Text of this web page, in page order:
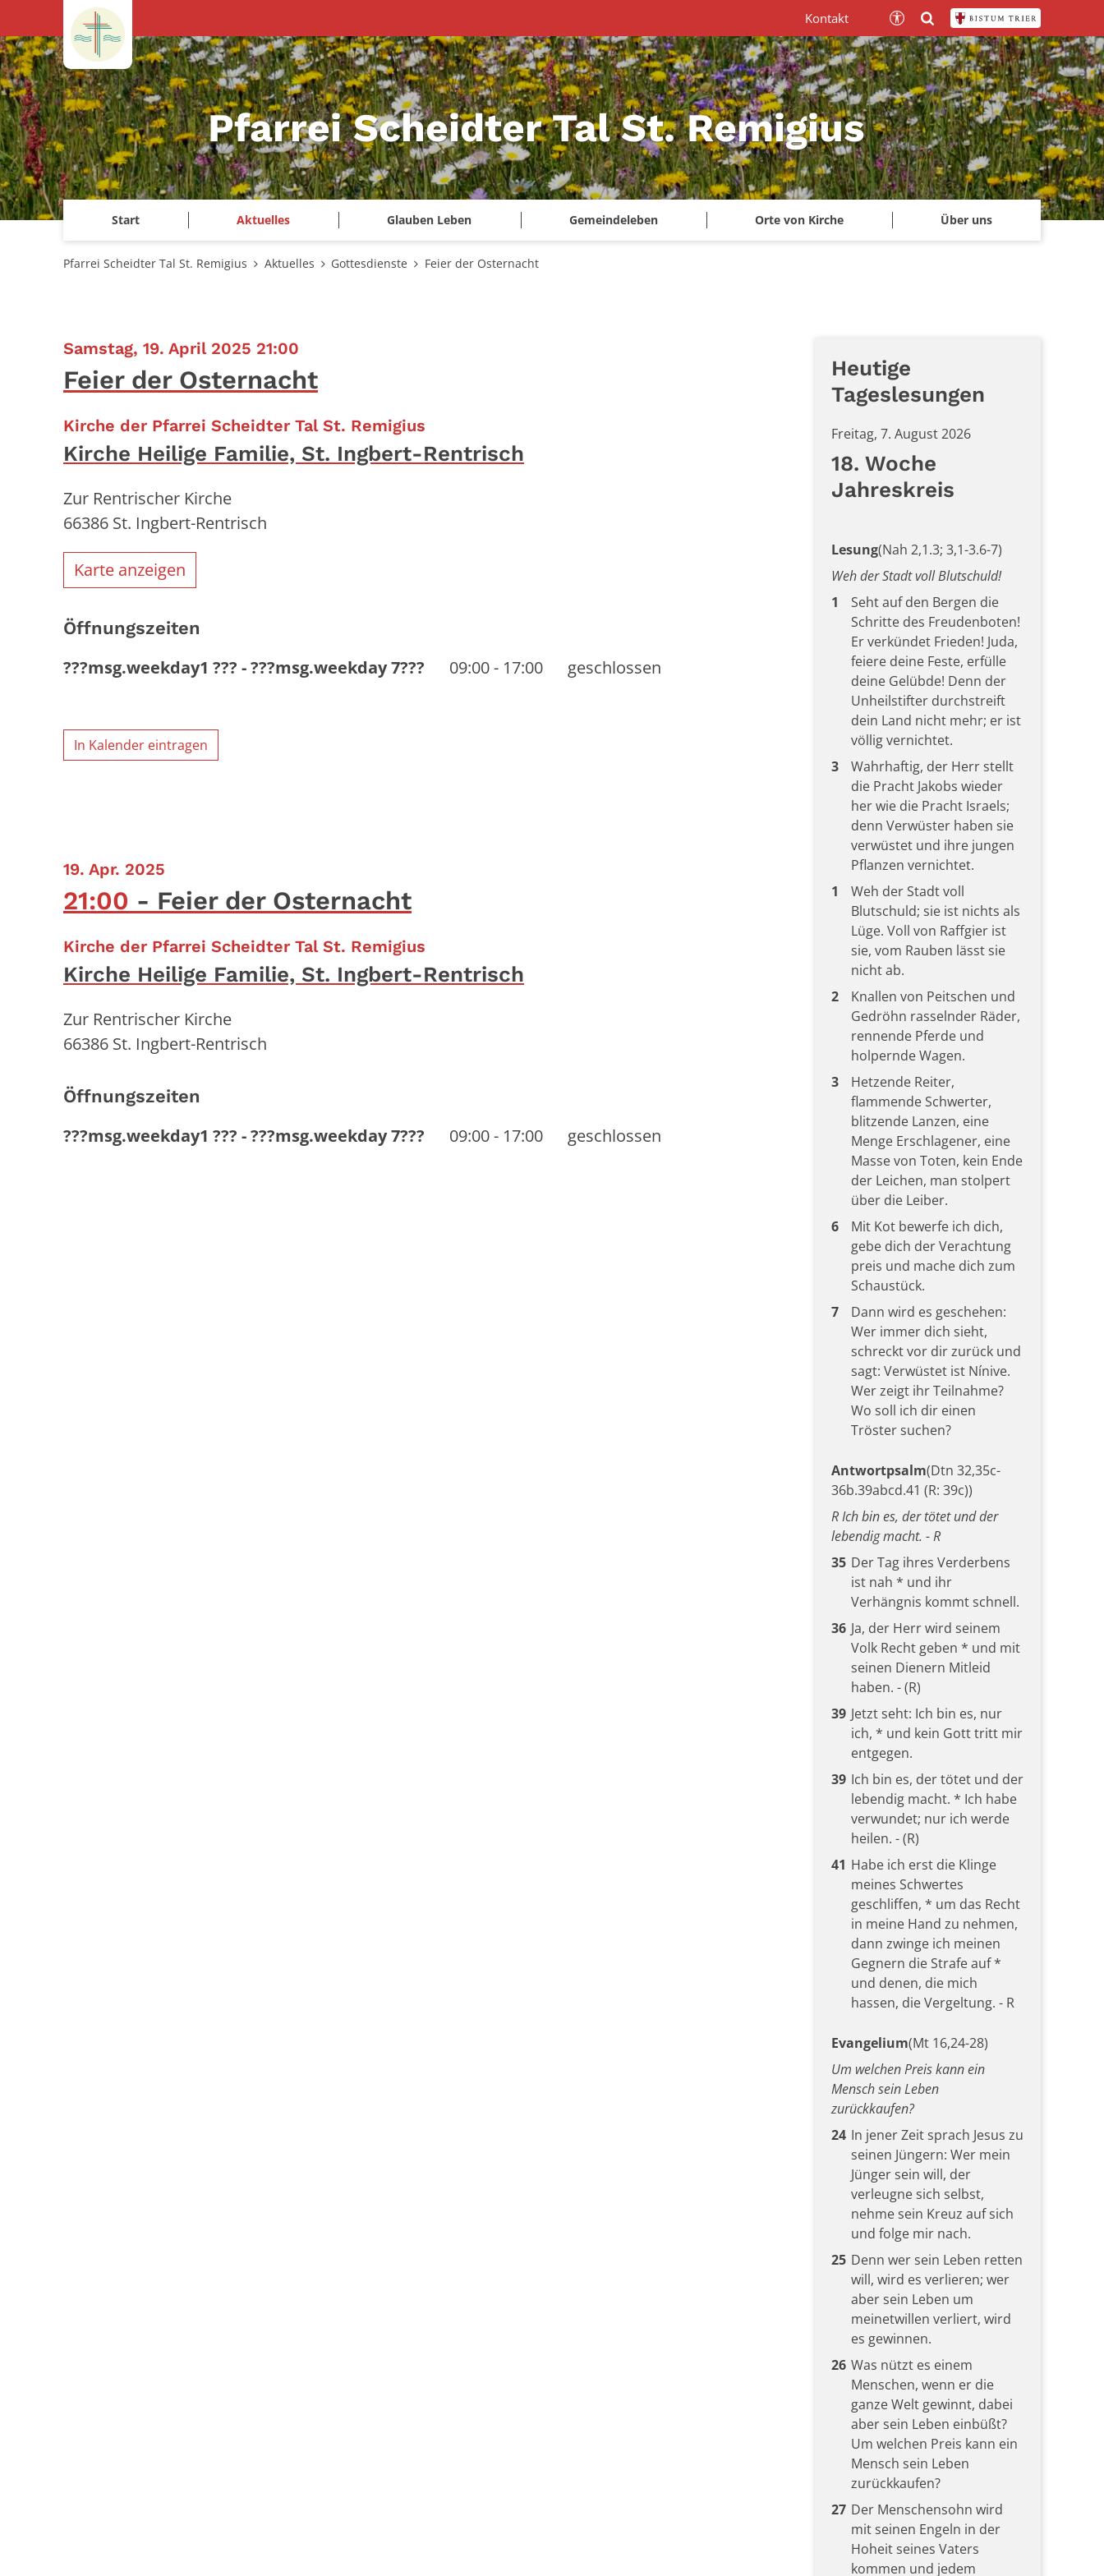
Zum Inhalt springen
Pfarrei Scheidter Tal St. Remigius
Start Aktuelles Glauben Leben Gemeindeleben Orte von Kirche Über uns
Kontakt
Pfarrei Scheidter Tal St. Remigius Aktuelles Gottesdienste Feier der Osternacht
Samstag, 19. April 2025 21:00
Feier der Osternacht
Kirche der Pfarrei Scheidter Tal St. Remigius
Kirche Heilige Familie, St. Ingbert-Rentrisch
Zur Rentrischer Kirche
66386 St. Ingbert-Rentrisch
Karte anzeigen
Öffnungszeiten
???msg.weekday1 ??? -???msg.weekday 7??? 09:00- 17:00 geschlossen
In Kalender eintragen
19. Apr. 2025
21:00 Feier der Osternacht
Kirche der Pfarrei Scheidter Tal St. Remigius
Kirche Heilige Familie, St. Ingbert-Rentrisch
Zur Rentrischer Kirche
66386 St. Ingbert-Rentrisch
Öffnungszeiten
???msg.weekday1 ??? -???msg.weekday 7??? 09:00- 17:00 geschlossen
Heutige
Tageslesungen
Freitag, 7. August 2026
18. Woche
Jahreskreis
Lesung(Nah 2,1.3; 3,1-3.6-7)
Weh der Stadt voll Blutschuld!
1
Seht auf den Bergen die
Schritte des Freudenboten!
Er verkündet Frieden! Juda,
feiere deine Feste, erfülle
deine Gelübde! Denn der
Unheilstifter durchstreift
dein Land nicht mehr; er ist
völlig vernichtet.
3
Wahrhaftig, der Herr stellt
die Pracht Jakobs wieder
her wie die Pracht Israels;
denn Verwüster haben sie
verwüstet und ihre jungen
Pflanzen vernichtet.
1
Weh der Stadt voll
Blutschuld; sie ist nichts als
Lüge. Voll von Raffgier ist
sie, vom Rauben lässt sie
nicht ab.
2
Knallen von Peitschen und
Gedröhn rasselnder Räder,
rennende Pferde und
holpernde Wagen.
3
Hetzende Reiter,
flammende Schwerter,
blitzende Lanzen, eine
Menge Erschlagener, eine
Masse von Toten, kein Ende
der Leichen, man stolpert
über die Leiber.
6
Mit Kot bewerfe ich dich,
gebe dich der Verachtung
preis und mache dich zum
Schaustück.
7
Dann wird es geschehen:
Wer immer dich sieht,
schreckt vor dir zurück und
sagt: Verwüstet ist Nínive.
Wer zeigt ihr Teilnahme?
Wo soll ich dir einen
Tröster suchen?
Antwortpsalm(Dtn 32,35c-
36b.39abcd.41 (R: 39c))
R Ich bin es, der tötet und der
lebendig macht. - R
35 Der Tag ihres Verderbens
ist nah * und ihr
Verhängnis kommt schnell.
36 Ja, der Herr wird seinem
Volk Recht geben * und mit
seinen Dienern Mitleid
haben. - (R)
39 Jetzt seht: Ich bin es, nur
ich, * und kein Gott tritt mir
entgegen.
39 Ich bin es, der tötet und der
lebendig macht. * Ich habe
verwundet; nur ich werde
heilen. - (R)
41 Habe ich erst die Klinge
meines Schwertes
geschliffen, * um das Recht
in meine Hand zu nehmen,
dann zwinge ich meinen
Gegnern die Strafe auf *
und denen, die mich
hassen, die Vergeltung. - R
Evangelium(Mt 16,24-28)
Um welchen Preis kann ein
Mensch sein Leben
zurückkaufen?
24 In jener Zeit sprach Jesus zu
seinen Jüngern: Wer mein
Jünger sein will, der
verleugne sich selbst,
nehme sein Kreuz auf sich
und folge mir nach.
25 Denn wer sein Leben retten
will, wird es verlieren; wer
aber sein Leben um
meinetwillen verliert, wird
es gewinnen.
26 Was nützt es einem
Menschen, wenn er die
ganze Welt gewinnt, dabei
aber sein Leben einbüßt?
Um welchen Preis kann ein
Mensch sein Leben
zurückkaufen?
27 Der Menschensohn wird
mit seinen Engeln in der
Hoheit seines Vaters
kommen und jedem